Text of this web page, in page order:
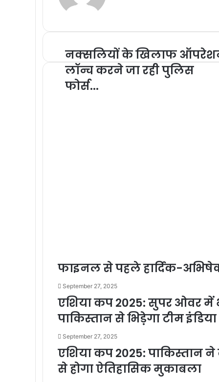
नक्सलियों के खिलाफ
लॉन्च करने जा रही पुलिस
फोर्स...
फाइनल से पहले हार्दिक-
September 27, 2025
एशिया कप 2025: सुपर ओवर में
पाकिस्तान से भिड़ेगा टीम इंडिया
September 27, 2025
एशिया कप 2025: पाकिस्तान
से होगा ऐतिहासिक मुकाबला